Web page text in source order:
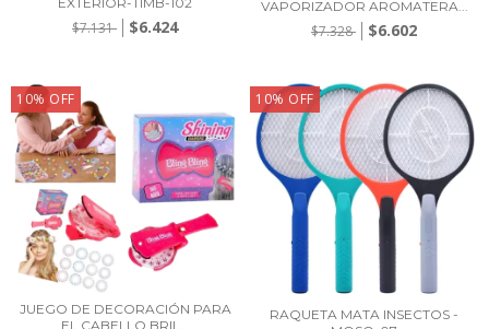
$7.131 $6.424
VAPORIZADOR AROMATERA...
$7.328 $6.602
10% OFF
JUEGO DE DECORACIÓN PARA
EL CABELLO BRIL...
10% OFF
RAQUETA MATA INSECTOS -